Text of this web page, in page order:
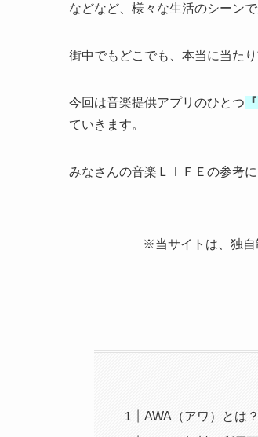
などなど、様々な生活のシーンで
街中でもどこでも、本当に当た
今回は音楽提供アプリのひとつ
ていきます。
みなさんの音楽ＬＩＦＥの参考に
※当サイトは、独自
AWA（アワ）とは？